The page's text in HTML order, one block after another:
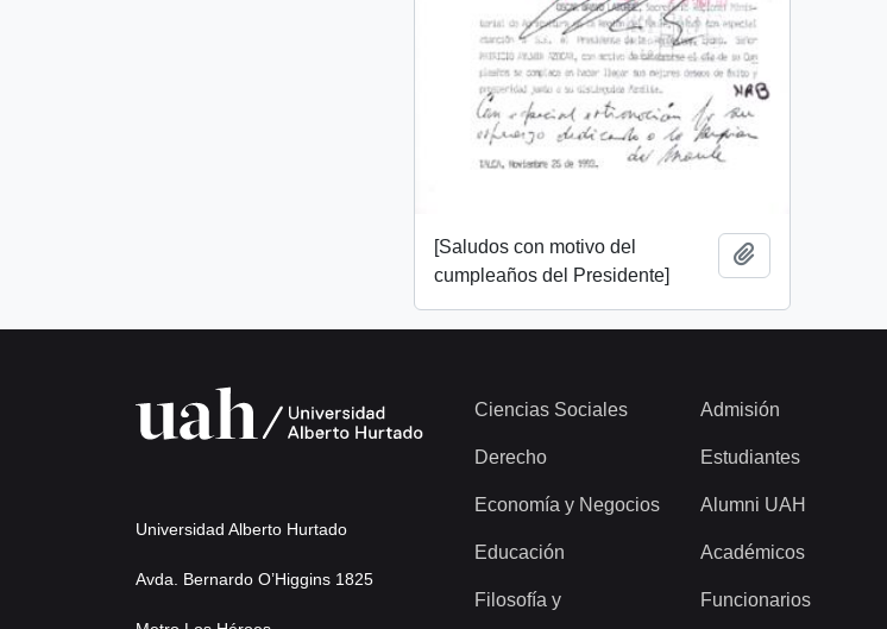
[Saludos con motivo del
cumpleaños del Presidente]
Universidad Alberto Hurtado
Avda. Bernardo O’Higgins 1825
Ciencias Sociales
Derecho
Economía y Negocios
Educación
Filosofía y
Admisión
Estudiantes
Alumni UAH
Académicos
Funcionarios